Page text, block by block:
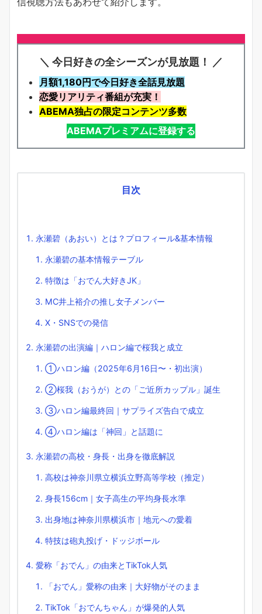
＼ 今日好きの全シーズンが見放題！ ／
月額1,180円で今日好き全話見放題
恋愛リアリティ番組が充実！
ABEMA独占の限定コンテンツ多数
ABEMAプレミアムに登録する
目次
永瀬碧（あおい）とは？プロフィール&基本情報
永瀬碧の基本情報テーブル
特徴は「おでん大好きJK」
MC井上裕介の推し女子メンバー
X・SNSでの発信
永瀬碧の出演編｜ハロン編で桜我と成立
①ハロン編（2025年6月16日〜・初出演）
②桜我（おうが）との「ご近所カップル」誕生
③ハロン編最終回｜サプライズ告白で成立
④ハロン編は「神回」と話題に
永瀬碧の高校・身長・出身を徹底解説
高校は神奈川県立横浜立野高等学校（推定）
身長156cm｜女子高生の平均身長水準
出身地は神奈川県横浜市｜地元への愛着
特技は砲丸投げ・ドッジボール
愛称「おでん」の由来とTikTok人気
「おでん」愛称の由来｜大好物がそのまま
TikTok「おでんちゃん」が爆発的人気